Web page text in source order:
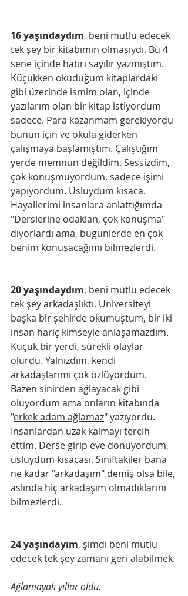
16 yaşındaydım, beni mutlu edecek
tek şey bir kitabımın olmasıydı. Bu 4
sene içinde hatırı sayılır yazmıştım.
Küçükken okuduğum kitaplardaki
gibi üzerinde ismim olan, içinde
yazılarım olan bir kitap istiyordum
sadece. Para kazanmam gerekiyordu
bunun için ve okula giderken
çalışmaya başlamıştım. Çalıştığım
yerde memnun değildim. Sessizdim,
çok konuşmuyordum, sadece işimi
yapıyordum. Usluydum kısaca.
Hayallerimi insanlara anlattığımda
"Derslerine odaklan, çok konuşma"
diyorlardı ama, bugünlerde en çok
benim konuşacağımı bilmezlerdi.
20 yaşındaydım, beni mutlu edecek
tek şey arkadaşlıktı. Üniversiteyi
başka bir şehirde okumuştum, bir iki
insan hariç kimseyle anlaşamazdım.
Küçük bir yerdi, sürekli olaylar
olurdu. Yalnızdım, kendi
arkadaşlarımı çok özlüyordum.
Bazen sinirden ağlayacak gibi
oluyordum ama onların kitabında
"erkek adam ağlamaz" yazıyordu.
İnsanlardan uzak kalmayı tercih
ettim. Derse girip eve dönüyordum,
usluydum kısacası. Sınıftakiler bana
ne kadar "arkadaşım" demiş olsa bile,
aslında hiç arkadaşım olmadıklarını
bilmezlerdi.
24 yaşındayım, şimdi beni mutlu
edecek tek şey zamanı geri alabilmek.
Ağlamayalı yıllar oldu,